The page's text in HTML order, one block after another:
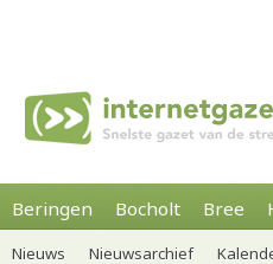
Beringen Bocholt Bree
Nieuws Nieuwsarchief